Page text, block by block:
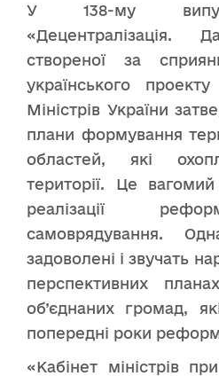
У 138-му
«Децентралізація.
створеної за
українського
Міністрів України
плани формування
областей, які
території. Це
реалізації
самоврядування.
задоволені і звучать
перспективних
об’єднаних громад,
попередні роки
«Кабінет міністрів